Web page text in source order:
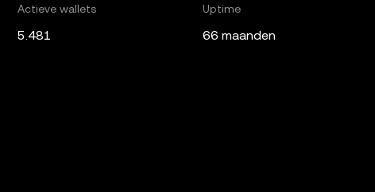
Actieve wallets
5.481
Uptime
66 maanden